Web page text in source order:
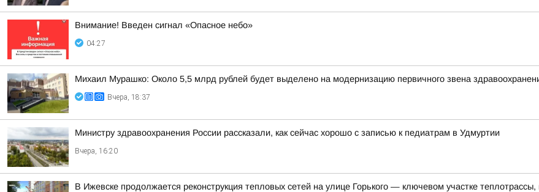
Внимание! Введен сигнал «Опасное небо»
04:27
Михаил Мурашко: Около 5,5 млрд рублей будет выделено на модернизацию первичного звена
Вчера, 18:37
Министру здравоохранения России рассказали, как сейчас хорошо с записью к педиатрам в Удмуртии
Вчера, 16:20
В Ижевске продолжается реконструкция тепловых сетей на улице Горького — ключевом участке